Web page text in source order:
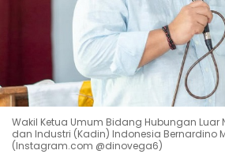
Wakil Ketua Umum Bidang Hubungan Luar
dan Industri (Kadin) Indonesia Bernardino
(Instagram.com @dinovega6)